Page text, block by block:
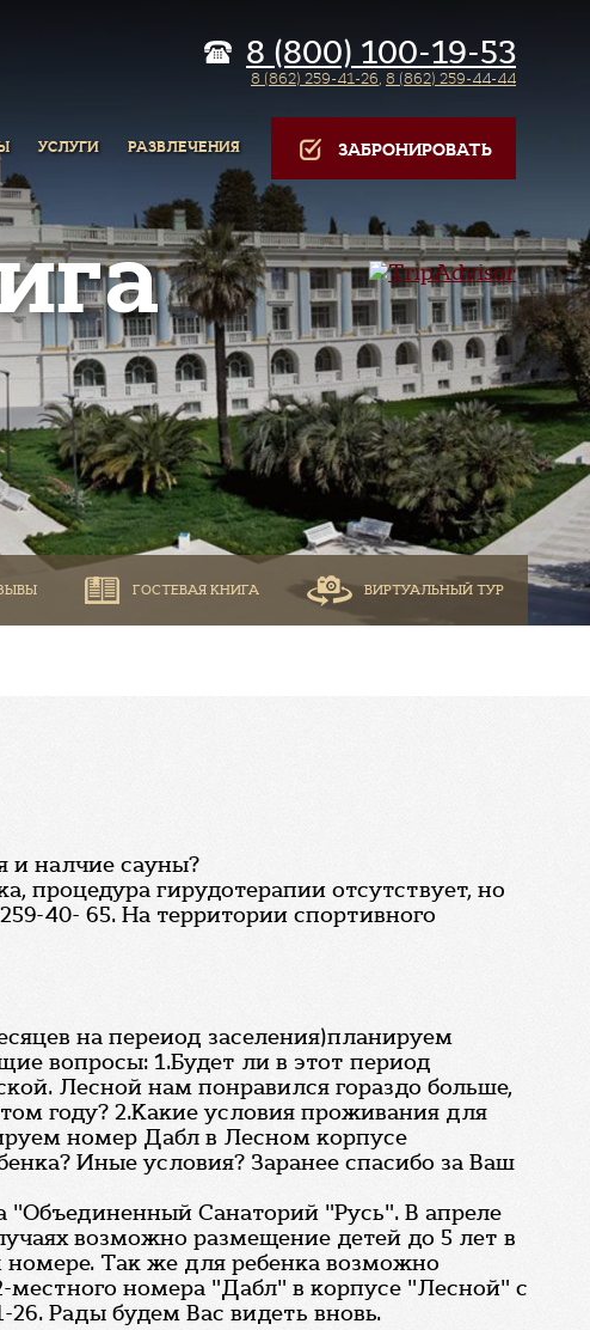
8 (800) 100-19-53
8 (862) 259-41-26, 8 (862) 259-44-44
УСЛУГИ РАЗВЛЕЧЕНИЯ ЗАБРОНИРОВАТЬ
ГОСТЕВАЯ КНИГА ВИРТУАЛЬНЫЙ ТУР
и налчие сауны?
процедура гирудотерапии отсутствует, но
40- 65. На территории спортивного
на переиод заселения)планируем
вопросы: 1.Будет ли в этот период
Лесной нам понравился гораздо больше,
году? 2.Какие условия проживания для
номер Дабл в Лесном корпусе
Иные условия? Заранее спасибо за Ваш
"Объединенный Санаторий "Русь". В апреле
возможно размещение детей до 5 лет в
Так же для ребенка возможно
номера "Дабл" в корпусе "Лесной" с
Рады будем Вас видеть вновь.